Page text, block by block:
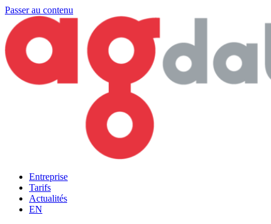
Passer au contenu
Entreprise
Tarifs
Actualités
EN